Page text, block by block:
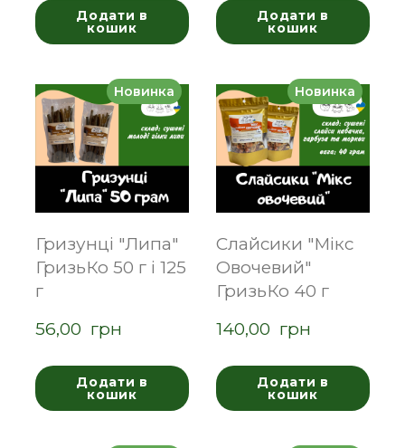
Додати в
кошик
Додати в
кошик
Новинка
Гризунці "Липа"
ГризьКо 50 г і 125
г
56,00  грн
Додати в
кошик
Новинка
Слайсики "Мікс
Овочевий"
ГризьКо 40 г
140,00  грн
Додати в
кошик